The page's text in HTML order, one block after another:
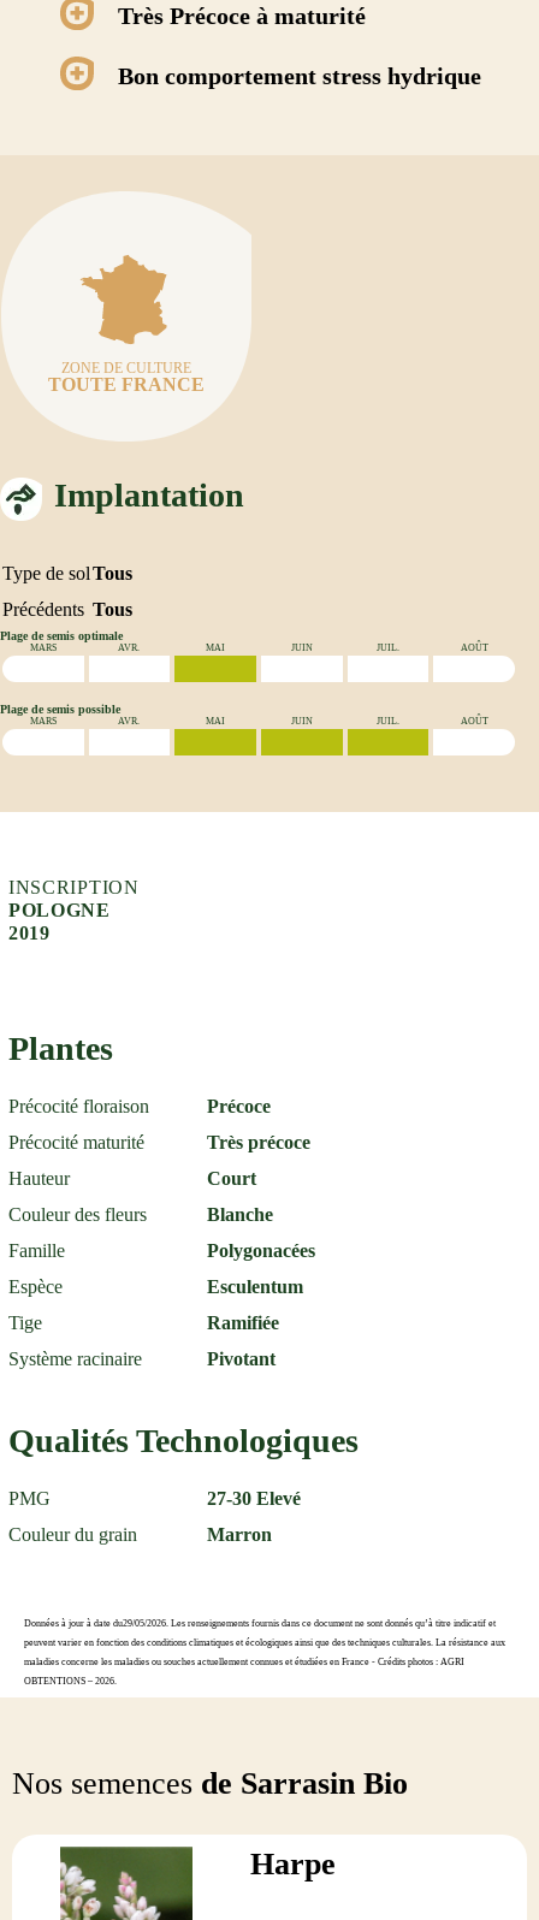
Très Précoce à maturité
Bon comportement stress hydrique
ZONE DE CULTURE
TOUTE FRANCE
Implantation
Type de solTous
Précédents Tous
Plage de semis optimale
MARS AVR. MAI JUIN JUIL. AOÛT
Plage de semis possible
MARS AVR. MAI JUIN JUIL. AOÛT
INSCRIPTION
POLOGNE
2019
Plantes
Précocité floraison
Précoce
Précocité maturité
Très précoce
Hauteur
Court
Couleur des fleurs
Blanche
Famille
Polygonacées
Espèce
Esculentum
Tige
Ramifiée
Système racinaire
Pivotant
Qualités Technologiques
PMG
27-30 Elevé
Couleur du grain
Marron
Données à jour à date du29/05/2026. Les renseignements fournis dans ce document ne sont donnés qu’à titre indicatif et
peuvent varier en fonction des conditions climatiques et écologiques ainsi que des techniques culturales. La résistance aux
maladies concerne les maladies ou souches actuellement connues et étudiées en France - Crédits photos : AGRI
OBTENTIONS – 2026.
Nos semences de Sarrasin Bio
Harpe